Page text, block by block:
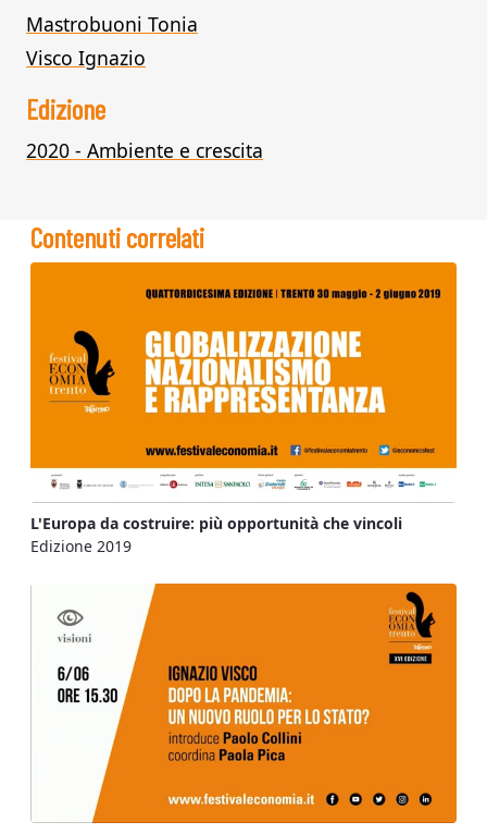
Mastrobuoni Tonia
Visco Ignazio
Edizione
2020 - Ambiente e crescita
Contenuti correlati
L'Europa da costruire: più opportunità che vincoli
Edizione 2019